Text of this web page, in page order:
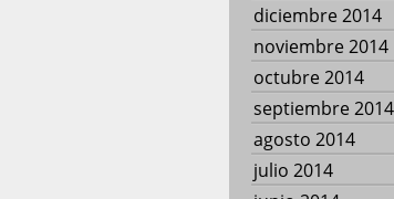
diciembre 2014
noviembre 2014
octubre 2014
septiembre 2014
agosto 2014
julio 2014